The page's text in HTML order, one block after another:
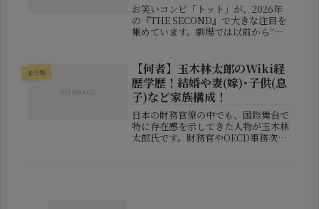
お笑いコンビ「トット」が、2026年
の『THE SECOND』で大きな注目を
集めています。劇場では以前から“実
らという存在でした。しかし今大会で
の快進撃によって、「ついに世...
未分類
【何者】玉木林太郎のWiki経
歴学歴！結婚や妻(嫁)･子供(息
子)など家族構成！
日本の財務官僚の中でも、国際舞台で
特に存在感を示してきた人物が玉木林
太郎氏です。財務官やOECD事務次長